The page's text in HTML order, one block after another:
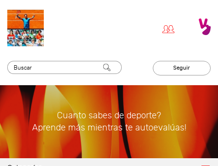
Seguir
Cuanto sabes de deporte?
Aprende más mientras te autoevalúas!